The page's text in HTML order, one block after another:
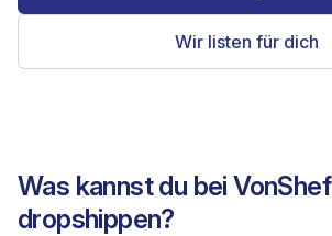
Wir listen für dich
Was kannst du bei VonShef
dropshippen?